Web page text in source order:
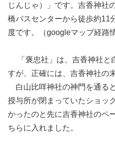
じんじゃ）」です。吉香神社
橋バスセンターから徒歩約11
度です。（googleマップ経路
「褒忠社」は、吉香神社と
すが、正確には、吉香神社の
白山比咩神社の神門を通る
授与所が閉まっていたショッ
かったのと先に吉香神社のペ
ちらに入れました。